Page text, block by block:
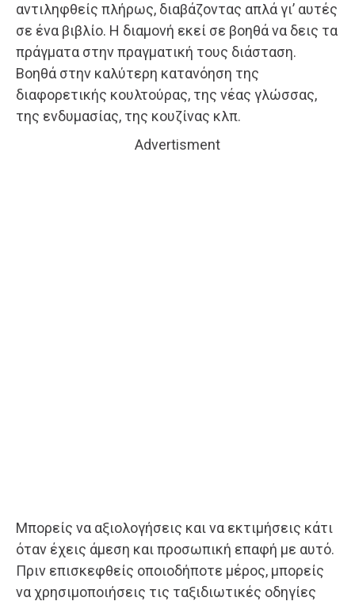
αντιληφθείς πλήρως, διαβάζοντας απλά γι’ αυτές
σε ένα βιβλίο. Η διαμονή εκεί σε βοηθά να δεις τα
πράγματα στην πραγματική τους διάσταση.
Βοηθά στην καλύτερη κατανόηση της
διαφορετικής κουλτούρας, της νέας γλώσσας,
της ενδυμασίας, της κουζίνας κλπ.
Advertisment
Μπορείς να αξιολογήσεις και να εκτιμήσεις κάτι
όταν έχεις άμεση και προσωπική επαφή με αυτό.
Πριν επισκεφθείς οποιοδήποτε μέρος, μπορείς
να χρησιμοποιήσεις τις ταξιδιωτικές οδηγίες